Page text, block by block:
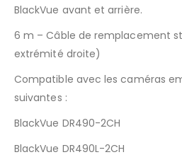
BlackVue avant et arrière.
6 m – Câble de remplacement
extrémité droite)
Compatible avec les caméras
suivantes :
BlackVue DR490-2CH
BlackVue DR490L-2CH